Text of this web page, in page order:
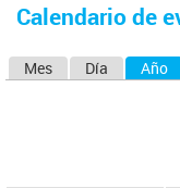
usted
Calendario de
Mes Día Año